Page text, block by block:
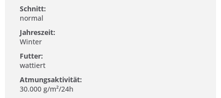
Schnitt:
normal
Jahreszeit:
Winter
Futter:
wattiert
Atmungsaktivität:
30.000 g/m²/24h